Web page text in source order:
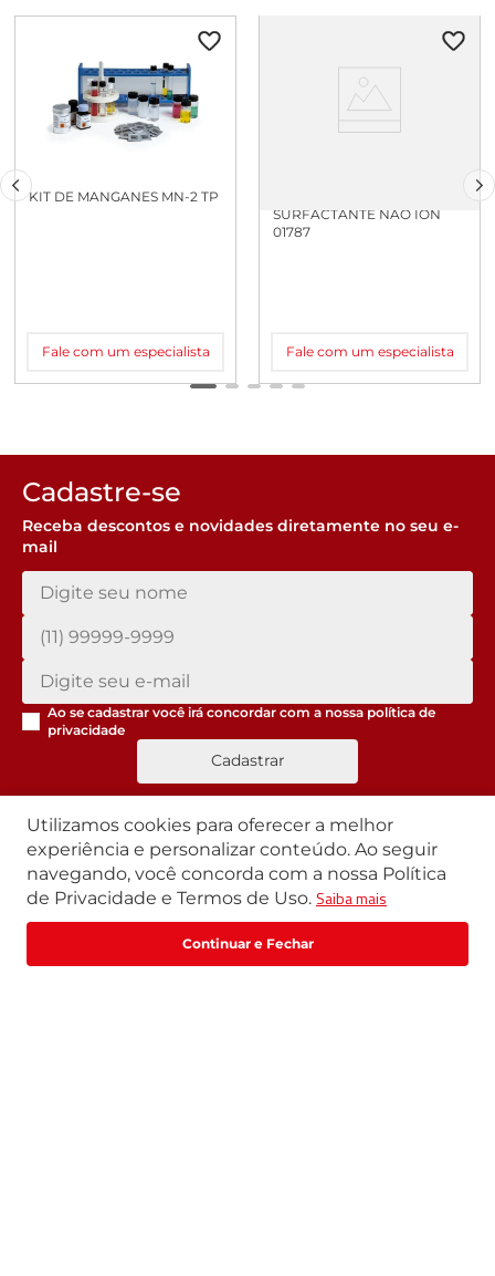
Fale com um especialista
KIT DE MANGANES MN-2 TP
Fale com um especialista
SURFACTANTE NAO ION
01787
Fale com um especialista
Cadastre-se
Receba descontos e novidades diretamente no seu e-
mail
Ao se cadastrar você irá concordar com a nossa política de
privacidade
Cadastrar
Segunda a Sexta | 07h42 às 17h30
Exceto feriados
WhatsApp:
loja@marte.com.br
Utilizamos cookies para oferecer a melhor
experiência e personalizar conteúdo. Ao seguir
navegando, você concorda com a nossa Política
de Privacidade e Termos de Uso. Saiba mais